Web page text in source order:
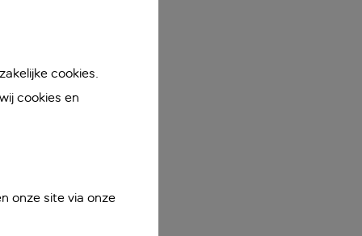
cookies.
cookies en
onze site via onze